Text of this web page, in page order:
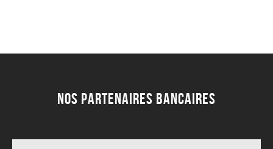
Nos partenaires bancaires